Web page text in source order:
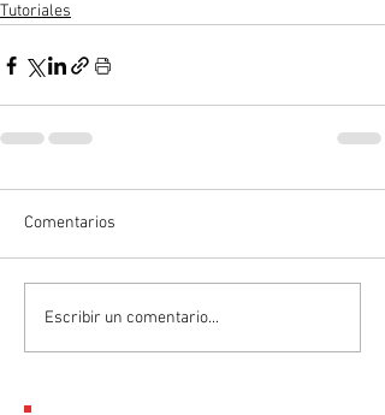
Tutoriales
Comentarios
Escribir un comentario...